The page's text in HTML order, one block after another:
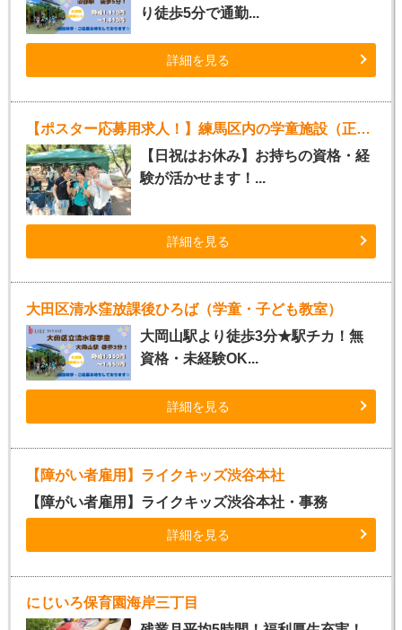
り徒歩5分で通勤...
詳細を見る
【ポスター応募用求人！】練馬区内の学童施設（正社員）
【日祝はお休み】お持ちの資格・経
験が活かせます！...
詳細を見る
大田区清水窪放課後ひろば（学童・子ども教室）
大岡山駅より徒歩3分★駅チカ！無
資格・未経験OK...
詳細を見る
【障がい者雇用】ライクキッズ渋谷本社
【障がい者雇用】ライクキッズ渋谷本社・事務
詳細を見る
にじいろ保育園海岸三丁目